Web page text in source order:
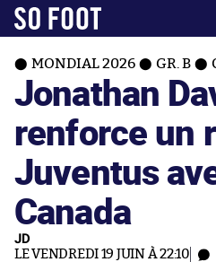
MONDIAL 2026 GR. B
Jonathan
renforce un
Juventus
Canada
JD
LE VENDREDI 19 JUIN À 22:10